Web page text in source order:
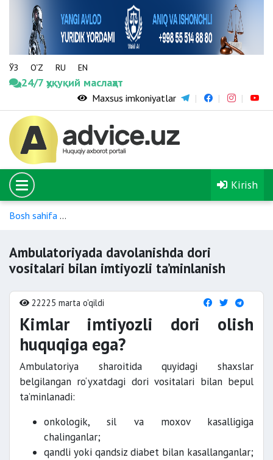
ЎЗ O‘Z RU EN
24/7 ҳуқуқий маслаҳат
Maxsus imkoniyatlar
Kirish
Bosh sahifa
Ambulatoriyada davolanishda dori
vositalari bilan imtiyozli ta’minlanish
22225 marta o'qildi
Kimlar imtiyozli dori olish
huquqiga ega?
Ambulatoriya sharoitida quyidagi shaxslar
belgilangan ro‘yxatdagi dori vositalari bilan bepul
ta’minlanadi:
onkologik, sil va moxov kasalligiga
chalinganlar;
qandli yoki qandsiz diabet bilan kasallanganlar;